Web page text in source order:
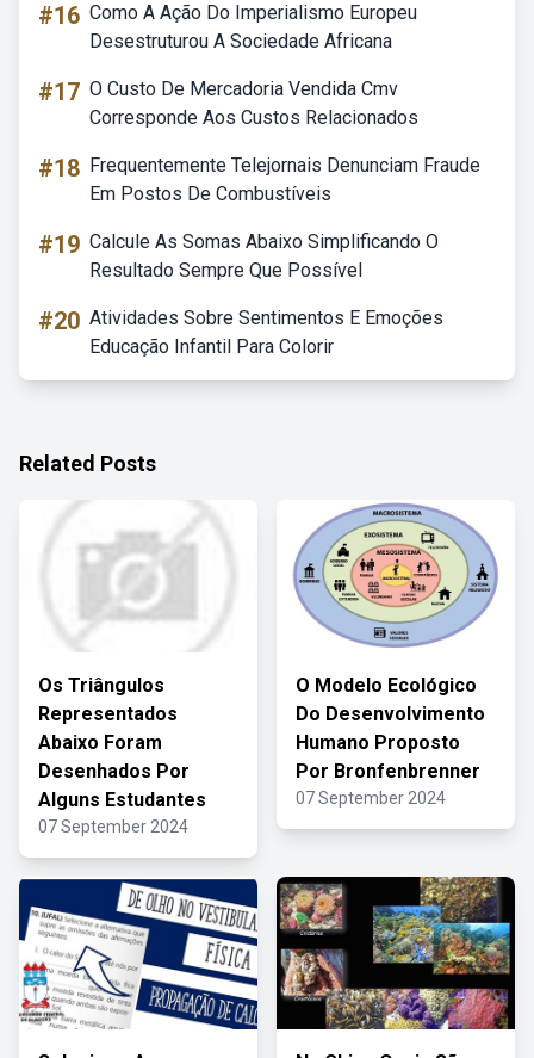
#16 Como A Ação Do Imperialismo Europeu
Desestruturou A Sociedade Africana
#17 O Custo De Mercadoria Vendida Cmv
Corresponde Aos Custos Relacionados
#18 Frequentemente Telejornais Denunciam Fraude
Em Postos De Combustíveis
#19 Calcule As Somas Abaixo Simplificando O
Resultado Sempre Que Possível
#20 Atividades Sobre Sentimentos E Emoções
Educação Infantil Para Colorir
Related Posts
Os Triângulos
Representados
Abaixo Foram
Desenhados Por
Alguns Estudantes
07 September 2024
O Modelo Ecológico
Do Desenvolvimento
Humano Proposto
Por Bronfenbrenner
07 September 2024